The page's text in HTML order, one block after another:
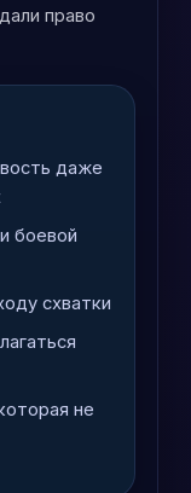
право
даже
боевой
схватки
не